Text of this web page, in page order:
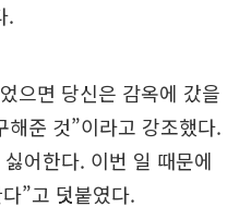
.
으면 당신은 감옥에 갔을
해준 것”이라고 강조했다.
어한다. 이번 일 때문에
”고 덧붙였다.